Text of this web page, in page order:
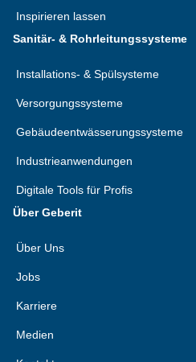
Inspirieren lassen
Sanitär- & Rohrleitungssysteme
Installations- & Spülsysteme
Versorgungssysteme
Gebäudeentwässerungssysteme
Industrieanwendungen
Digitale Tools für Profis
Über Geberit
Über Uns
Jobs
Karriere
Medien